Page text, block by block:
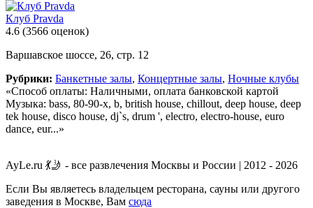
Клуб Pravda
4.6 (3566 оценок)
Варшавское шоссе, 26, стр. 12
Рубрики: Банкетные залы, Концертные залы, Ночные клубы
«Способ оплаты: Наличными, оплата банковской картой
Музыка: bass, 80-90-х, b, british house, chillout, deep house, deep
tek house, disco house, dj`s, drum ', electro, electro-house, euro
dance, eur...»
AyLe.ru 💃🤳 - все развлечения Москвы и России | 2012 - 2026
Если Вы являетесь владельцем ресторана, сауны или другого
заведения в Москве, Вам сюда